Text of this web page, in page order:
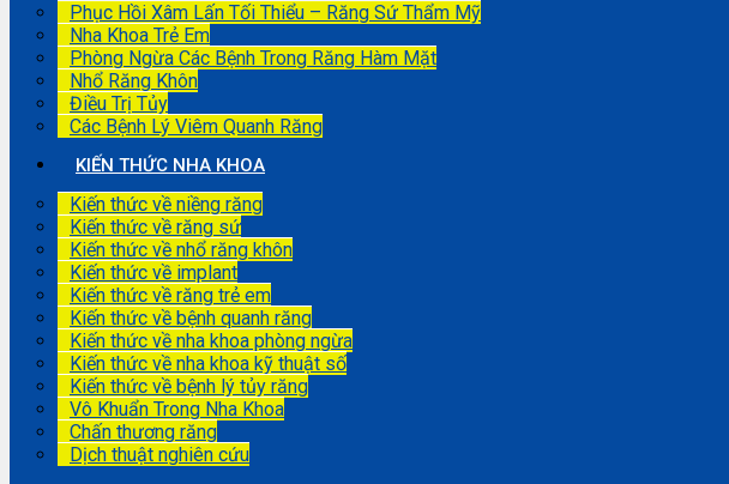
Phục Hồi Xâm Lấn Tối Thiểu – Răng Sứ Thẩm Mỹ
Nha Khoa Trẻ Em
Phòng Ngừa Các Bệnh Trong Răng Hàm Mặt
Nhổ Răng Khôn
Điều Trị Tủy
Các Bệnh Lý Viêm Quanh Răng
KIẾN THỨC NHA KHOA
Kiến thức về niềng răng
Kiến thức về răng sứ
Kiến thức về nhổ răng khôn
Kiến thức về implant
Kiến thức về răng trẻ em
Kiến thức về bệnh quanh răng
Kiến thức về nha khoa phòng ngừa
Kiến thức về nha khoa kỹ thuật số
Kiến thức về bệnh lý tủy răng
Vô Khuẩn Trong Nha Khoa
Chấn thương răng
Dịch thuật nghiên cứu